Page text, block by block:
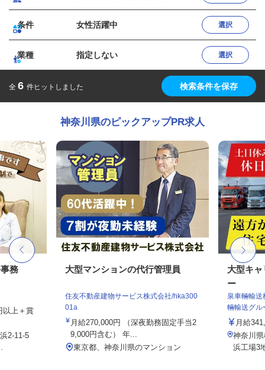
条件 女性活躍中 選択
業種 指定しない 選択
全 6 件ヒットしました 検索条件を保存
神奈川県のピックアップPR求人
務
以上＋賞
2-11-5
大型マンションの代行管理員
住友不動産建物サービス株式会社/hka300
01a
月給270,000円 （深夜勤務固定手当2
9,000円含む） 年...
東京都、神奈川県のマンション
大型キ
ー
泉車輛輸
輛輸送グル
月給
神奈川
浜工場3